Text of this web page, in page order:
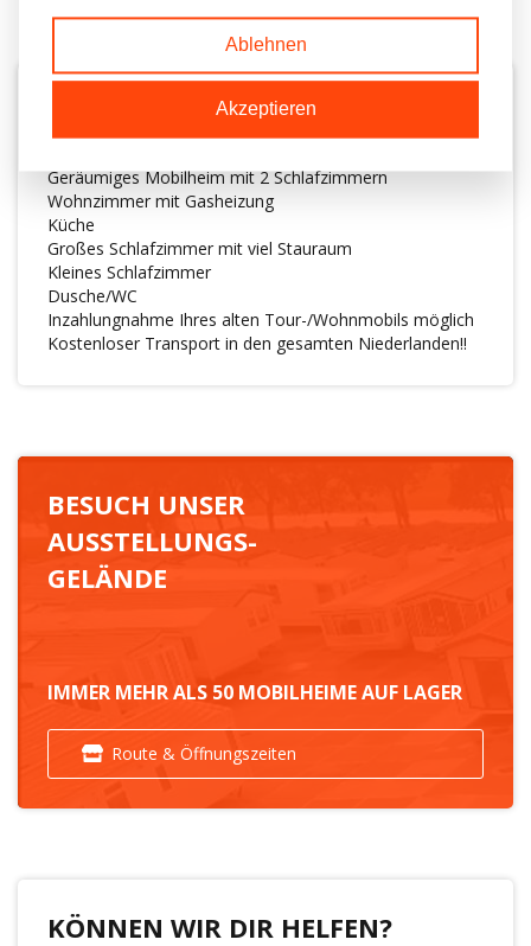
BESCHREIBUNG
Geräumiges Mobilheim mit 2 Schlafzimmern
Wohnzimmer mit Gasheizung
Küche
Großes Schlafzimmer mit viel Stauraum
Kleines Schlafzimmer
Dusche/WC
Inzahlungnahme Ihres alten Tour-/Wohnmobils möglich
Kostenloser Transport in den gesamten Niederlanden!!
BESUCH UNSER
AUSSTELLUNGS-
GELÄNDE
IMMER MEHR ALS 50 MOBILHEIME AUF LAGER
Route & Öffnungszeiten
KÖNNEN WIR DIR HELFEN?
Ablehnen
Akzeptieren